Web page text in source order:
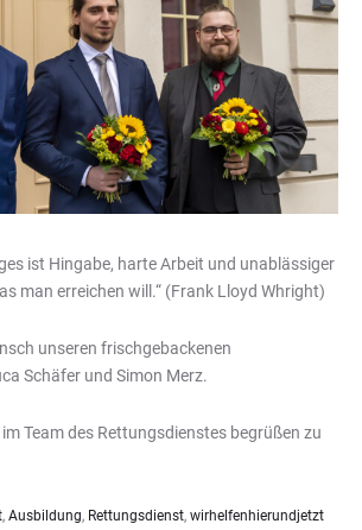
ist Hingabe, harte Arbeit und unablässiger
man erreichen will.“ (Frank Lloyd Whright)
unseren frischgebackenen
Schäfer und Simon Merz.
Team des Rettungsdienstes begrüßen zu
, Ausbildung, Rettungsdienst, wirhelfenhierundjetzt